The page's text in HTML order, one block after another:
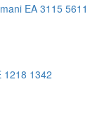
EA 3115 5611
1218 1342